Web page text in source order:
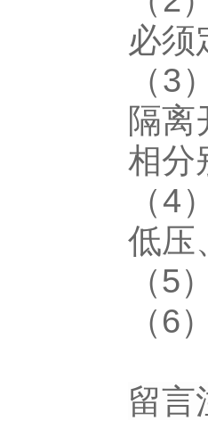
必须
（
隔
相分
（
低压
（5
（6
留言